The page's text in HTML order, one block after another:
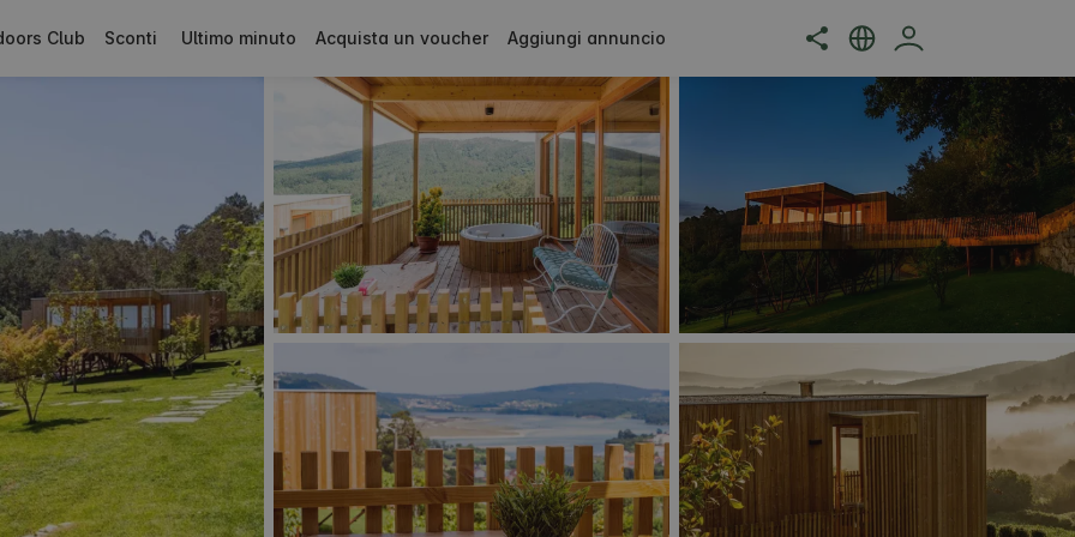
Club Sconti Ultimo minuto Acquista un voucher Aggiungi annuncio